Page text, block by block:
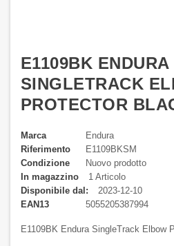
E1109BK ENDURA
SINGLETRACK
PROTECTOR
Marca
Endura
Riferimento
E1109BKSM
Condizione
Nuovo prodotto
In magazzino
1 Articolo
Disponibile dal:
2023-12-10
EAN13
5055205387994
E1109BK Endura SingleTrack Elbow